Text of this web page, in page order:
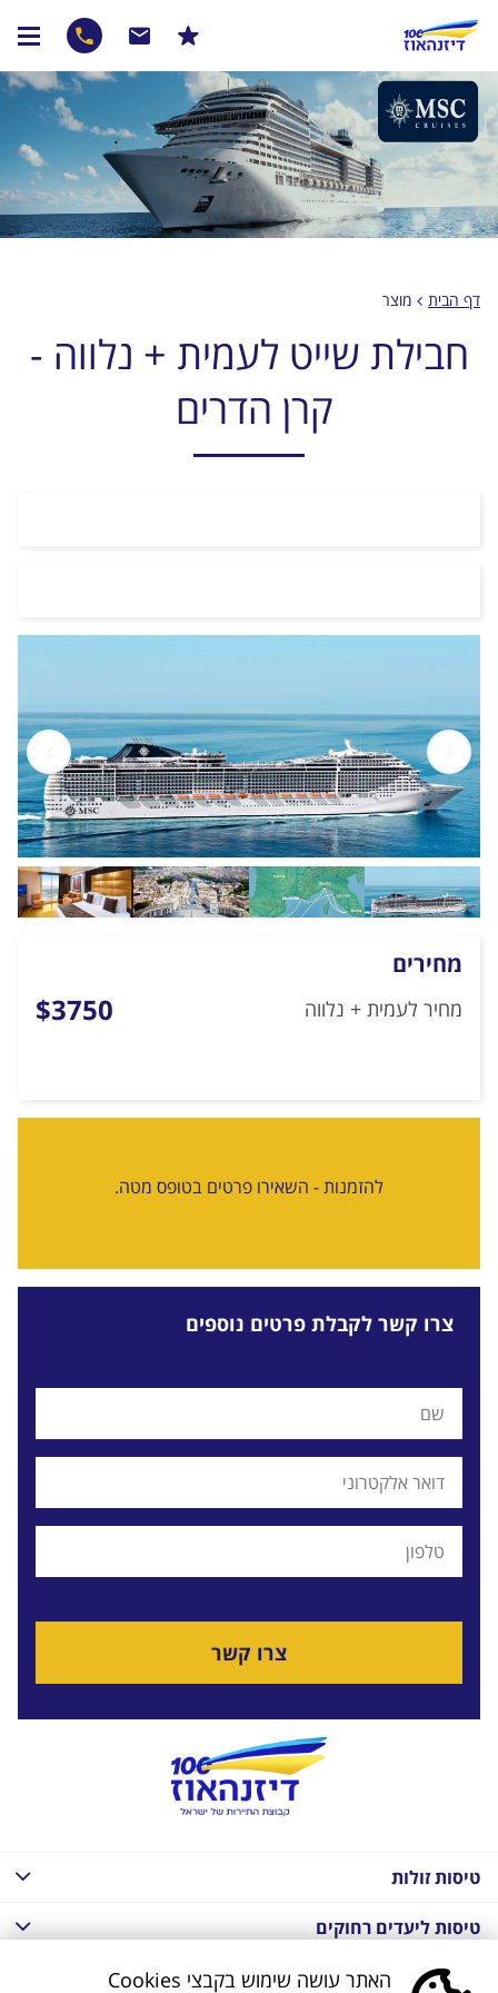
דף הבית מוצר
חבילת שייט לעמית + נלווה -
קרן הדרים
מחירים
מחיר לעמית + נלווה $3750
להזמנות - השאירו פרטים בטופס מטה.
צרו קשר לקבלת פרטים נוספים
צרו קשר
טיסות זולות
טיסות ליעדים רחוקים
חבילות נופש בחו"ל האתר עושה שימוש בקבצי Cookies